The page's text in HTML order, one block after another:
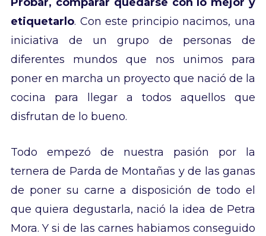
etiquetarlo. Con este principio nacimos, una
iniciativa de un grupo de personas de
diferentes mundos que nos unimos para
poner en marcha un proyecto que nació de la
cocina para llegar a todos aquellos que
disfrutan de lo bueno.
Todo empezó de nuestra pasión por la
ternera de Parda de Montañas y de las ganas
de poner su carne a disposición de todo el
que quiera degustarla, nació la idea de Petra
Mora. Y si de las carnes habiamos conseguido